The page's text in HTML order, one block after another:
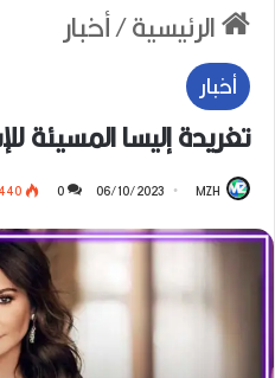
الرئيسية/أخبار
أخبار
تغريدة إليسا المسيئة
MZH
06/10/2023
0